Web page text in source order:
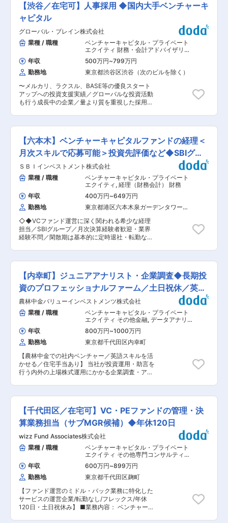
ような経営者の方から「ありがとう」と言われた
時の喜びは大きいです。
伴走 ・投資検討時におけるソーシングパイプライ
ンの事業性評価（主に事業戦略面） ・都度相談に
対するアドバイス、スポット支援 ・支援パートナ
ーの構築とマネジメント ＊支援領域は事業戦略、
事業開発、営業、マーケ、クリエイティブデザイ
ン、製造、知財まで多岐に渡りますが、外部支援
パートナーを構築して、実行までを支援する体制
を整備中。 ◇その他業務 ・教育プログラム、経
営者確保プログラム等の企画・運営 ■投資先につ
いて： 社会課題に取り組んでいる企業すべてが当
社のパートナーです。 ご自身の関心のある分野を
担当いただきますので、裁量をもってご活躍いた
だくことができます。 ・投資先ベンチャー数：
素材・フードテックなど） ■組織構成： 永田社
長をはじめ、多数のスタートアップ企業の人事・
ただきます。 変更の範囲：会社の定める業務
を展開し、地域企業の挑戦を応援する仕組みを運
営しています。 挑戦する事業者の資金調達課題に
向き合い、金融機関や士業と連携し、地域に根ざ
した新たな金融支援を提供する営業です。 ＜セキ
ュリテについて＞ 事業者と個人をつなぎ、共感し
た事業へ少額から直接出資できる事業投資型クラ
ウドファンディングです。出資金は事業の成長に
使われ、成果に応じた分配金を受け取れる仕組み
が特徴です。 例：映画制作、酒蔵の仕込み資金、
農業事業者の生産強化、震災復興支援など ■職務
概要 （1）全国の挑戦する事業者のファンド企
画・組成 事業者のニーズに応え、投資家・事業
者・地域の三方が潤うファンドを設計します。社
内のファンド組成担当者と連携し、審査、資料作
金融機関（地銀・信金等）や士業と連携し、提携
先のクライアントに対し、クライアントの課題を
解決するため、最適な金融サービスを提供します
＜業務の特徴＞ ・自分で関心のある業界にどんど
んアプローチが可能。必ず現地を訪問し、事業者
の想いや事業内容を理解し、事業者の課題解決に
真摯に向き合い、地域経済の発展に貢献すること
ができます。 ・全国の提携している金融機関から
の紹介がほとんど ■入社後の流れ： 入社後は先
輩の商談に同席し、業務の流れを学びます。社内
には組成担当が在籍しており、共に業務を進める
ため安心して取り組めます。 慣れてきたら、地域
の金融機関や士業の皆様などと密接に連携し、セ
行っていただきます。 ■組織体制： 現在営業担
当は営業は5名（30代メイン）が活躍中です。 金
を持った方が活躍中。経験豊富なスタッフが在籍
しており、風通しの良い環境でチームで協力し合
いながら、業務に取り組んでいます。 変更の範
囲：会社の定める業務
【渋谷／在宅可】人事採用 ◆国内大手ベンチャーキ
ャピタル
グローバル・ブレイン株式会社
業種 / 職種
ベンチャーキャピタル・プライベート
エクイティ 財務・会計アドバイザリー
（FAS） 人事（採用・教育） 人事（労
務・人事制度）
年収 500万円~799万円
勤務地
東京都渋谷区渋谷（次のビルを除く）
〜メルカリ、ラクスル、BASE等の優良スタート
アップへの投資支援実績／グローバルな投資活動
も行う成長中の企業／量より質を重視した採用を
っていただきます。特に、採用オペレーションや
候補者体験の向上、データ分析・ドキュメント作
成といった「着実に・丁寧に進める力」が期待さ
れる役割です。また、人事評価制度の運用や、業
務効率化といった、組織・人事領域の仕組みづく
りにも関与していただくことを想定しています。
■業務内容： 人事としてオペレーション周りも含
め、中途採用業務メインで業務をお任せいたしま
す。（採用人数：年20名程度／採用職種：キャピ
タリスト、ファンド管理など） ・ダイレクトリク
ルーティング、スカウト送信 ・選考管理、日程調
整対応 ・カジュアル面談・面接対応 ・エージェ
ントとのやりとり ・データ分析 ・オンボーディ
ング支援 ・従業員のメンタルや人間関係など個別
issueへの対応、面談 等 ■組織構成 現在CFO直
下で、他業務と兼務で採用業務を行っているメン
ただくことを期待いたします。 ■やりがい ・量
より質の採用で“勝ち筋”を磨ける 採用難易度の高
い金融専門職ポジションにで量より質の採用が求
められる環境です。 採用オペレーション〜面談〜
評価運用まで意思決定に近い現場で幅広く実装。
仕組みを自ら設計・改善でき裁量大きく働くこと
ができます。 ・ベンチャーキャピタルを通して日
本企業成長の下支えができる ■キャリアパス ゆ
くゆくは採用業務に加え、人事評価運用や、リテ
ンション、定着施策の運用もお任せする予定で
す。（評価・等級・報酬の運用支援、人事関連デ
ータの整備・更新・可視化、評価進捗の管理など
のオペレーション整備など） ■働く環境 ・在宅
り） ・残業時間：月平均20時間程度 ・ビジネス
モデル上、量より質を求める採用スタイルのため
えて働くことのできる環境です。 変更の範囲：会
社の定める業務
【六本木】ベンチャーキャピタルファンドの経理＜
月次スキルで応募可能＞投資先評価など◆SBIグル
ープ
ＳＢＩインベストメント株式会社
業種 / 職種
ベンチャーキャピタル・プライベート
エクイティ , 経理（財務会計） 財務
年収
400万円~649万円
勤務地
東京都港区六本木泉ガーデンタワー
◇◆VCファンド運営に深く関われる希少な経理
担当／SBIグループ／月次決算経験者歓迎・業界
経験不問／閑散期は基本的に定時退社・転勤な
作成を含む）を中心に、投資先評価、資金管理、
監査対応などの経理業務全般を担当していただき
ます。 ファンド運営全体に関わる中で、会計・経
理分野の専門性を高めていくことができるポジシ
ョンです。 ■業務詳細 ベンチャーキャピタルフ
ァンドの会計・決算業務（決算書作成を含む） 仕
訳入力、各種経理処理の実施 投資先企業の評価お
よび関連資料の作成 ファンド資金の管理・入出金
管理 監査対応（監査法人との調整、資料提出な
ど） 業務としては、作業者とチェック者を各ファ
ンドごとに管理しているため 〆切までにチェック
が完了するようにスケジュールを引きながら業務
を進めている傾向が強くあります。 →1人あたり
の担当ファンド数：7〜13ファンド ◆就業環境 平
均残業時間が20時間〜40時間程度となり閑散期
については定時で帰宅することも可能となってお
ド管理部（7〜8名体制） ■キャリアパス ファン
ド運営全般に関わっていただきながら、経理のス
キルアップを目指せる魅力的なポジションです。
■業務・会社の魅力 ファンド運営全般のノウハウ
を身につけることができるとともに、投資検討、
投資意思決定等の経営の現場をまじかで見ること
ができます。 変更の範囲：当社業務全般
【内幸町】ジュニアアナリスト・企業調査◆長期投
資のプロフェッショナルファーム／土日祝休／英語
力活かす
農林中金バリューインベストメンツ株式会社
業種 / 職種
ベンチャーキャピタル・プライベート
エクイティ その他金融, データアナリ
スト・データサイエンティスト アナリ
スト
年収 800万円~1000万円
勤務地
東京都千代田区内幸町
【農林中金での社内ベンチャー／英語スキルを活
かせる／住宅手当あり】 当社が投資運用・助言を
行う内外の上場株式運用にかかる企業調査・アナ
Flow分析 等） ※定性・定量のスプレッドシード
作成（ミクロな分析がメイン）／案件としては月
2〜3件を対応する形になります。 ・分析後の実
地検査（現地に行き、工場等の視察までする） ・
海外出張：年間5〜6回程度（1回の訪問で1週間ほ
ど滞在） ※コロナ禍の影響から、現状はWEBでの
対応が基本ですが今年度から再開する予定です。
■業務のポイント： 国内の投資先および候補先企
業との面談のほか、機関投資家に対して投資運
用・助言内容の報告を行います。その他、企業分
析を目的に2〜3ヶ月に1回米国を含む海外へ出張
し、投資先・投資候補先の企業経営者等にヒアリ
ングを行います。 ■キャリアパス： ・投資先企
業や投資候補企業の企業価値評価を主な業務とす
る投資プロフェッショナルは、アソシエイト→ジ
ュニアリサーチアナリスト→リサーチアナリスト
【千代田区／在宅可】VC・PEファンドの管理・決
算業務担当（サブMGR候補）◆年休120日
wizz Fund Associates株式会社
業種 / 職種
ベンチャーキャピタル・プライベート
エクイティ その他専門コンサルティン
グ, 経理（財務会計） 計理
年収 600万円~899万円
勤務地
東京都千代田区麹町
【ファンド運営のミドル・バック業務に特化した
サービスの運営企業/転勤なし/フレックス/年休
120日・土日祝休み】 ■業務内容： ベンチャーキ